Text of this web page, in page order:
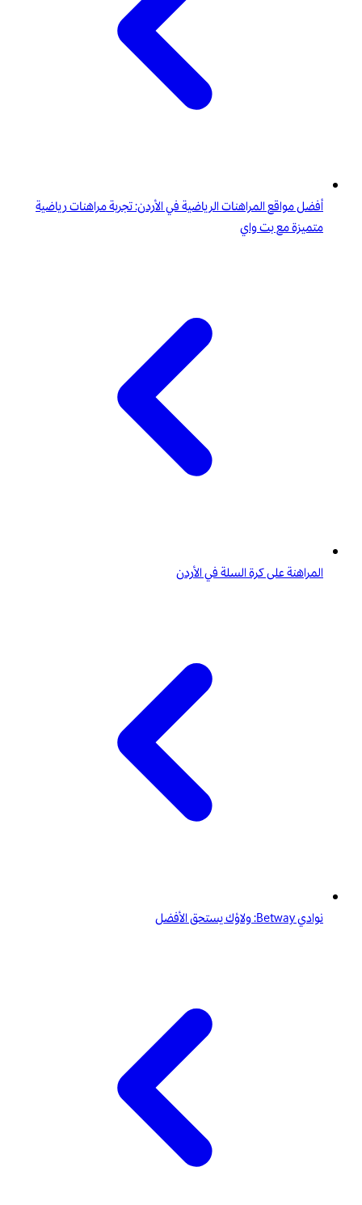
أفضل مواقع المراهنات الرياضية في الأردن: تجربة مراهنات رياضية
متميزة مع بت واي
المراهنة على كرة السلة في الأردن
نوادي Betway: ولاؤك يستحق الأفضل